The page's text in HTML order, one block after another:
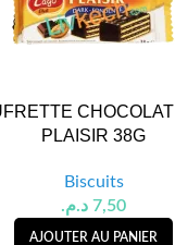
PLAISIR 38G
Biscuits
7,50 د.م.
AJOUTER AU PANIER